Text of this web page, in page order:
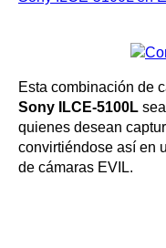
Esta combinación de
Sony ILCE-5100L
quienes desean
convirtiéndose así en
de cámaras EVIL.